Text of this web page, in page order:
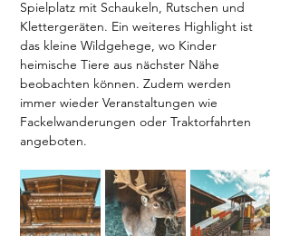
Spielplatz mit Schaukeln, Rutschen und
Klettergeräten. Ein weiteres Highlight ist
das kleine Wildgehege, wo Kinder
heimische Tiere aus nächster Nähe
beobachten können. Zudem werden
immer wieder Veranstaltungen wie
Fackelwanderungen oder Traktorfahrten
angeboten.